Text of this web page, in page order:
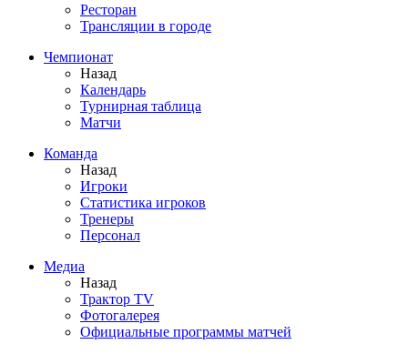
Ресторан
Трансляции в городе
Чемпионат
Назад
Календарь
Турнирная таблица
Матчи
Команда
Назад
Игроки
Статистика игроков
Тренеры
Персонал
Медиа
Назад
Трактор TV
Фотогалерея
Официальные программы матчей